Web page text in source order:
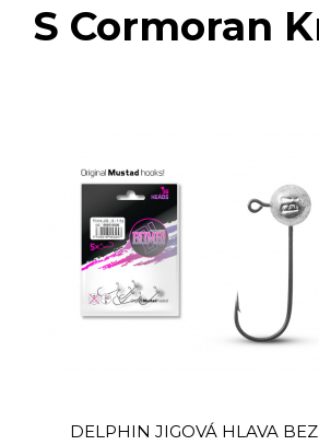
S Cormoran
DELPHIN JIGOVÁ HLAVA BEZ